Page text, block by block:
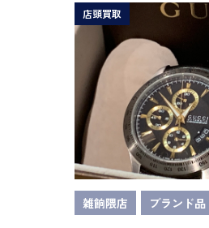
店頭買取
雑餉隈店 ブランド品